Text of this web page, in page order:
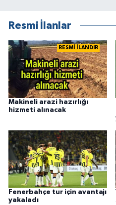
Resmi İlanlar
RESMİ İLANDIR
Makineli arazi hazırlığı
hizmeti alınacak
Fenerbahçe tur için avantajı
yakaladı